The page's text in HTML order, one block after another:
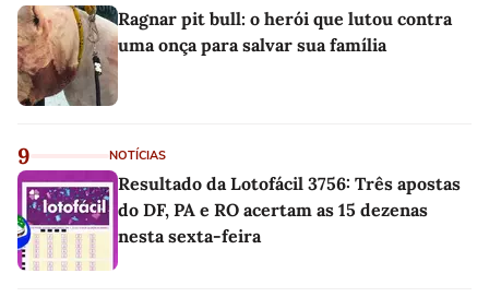
Ragnar pit bull: o herói que lutou contra
uma onça para salvar sua família
9 NOTÍCIAS
Resultado da Lotofácil 3756: Três apostas
do DF, PA e RO acertam as 15 dezenas
nesta sexta-feira